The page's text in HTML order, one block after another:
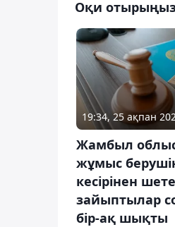
Оқи
19:34, 25 ақпан
Жамбыл
жұмыс
кесірінен
зайыптылар
бір-ақ шықты